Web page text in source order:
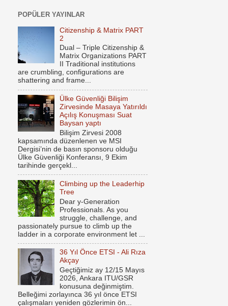
POPÜLER YAYINLAR
Citizenship & Matrix PART
2
Dual – Triple Citizenship &
Matrix Organizations PART
II Traditional institutions
are crumbling, configurations are
shattering and frame...
Ülke Güvenliği Bilişim
Zirvesinde Masaya Yatırıldı
Açılış Konuşması Suat
Baysan yaptı
Bilişim Zirvesi 2008
kapsamında düzenlenen ve MSI
Dergisi’nin de basın sponsoru olduğu
Ülke Güvenliği Konferansı, 9 Ekim
tarihinde gerçekl...
Climbing up the Leaderhip
Tree
Dear y-Generation
Professionals. As you
struggle, challenge, and
passionately pursue to climb up the
ladder in a corporate environment let ...
36 Yıl Önce ETSI - Ali Rıza
Akçay
Geçtiğimiz ay 12/15 Mayıs
2026, Ankara ITU/GSR
konusuna değinmiştim.
Belleğimi zorlayınca 36 yıl önce ETSI
çalışmaları yeniden gözlerimin ön...